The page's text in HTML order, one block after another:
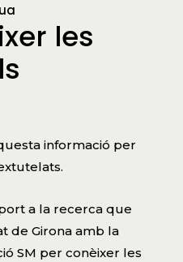
les
informació per
a la recerca que
de Girona amb la
SM per conèixer les